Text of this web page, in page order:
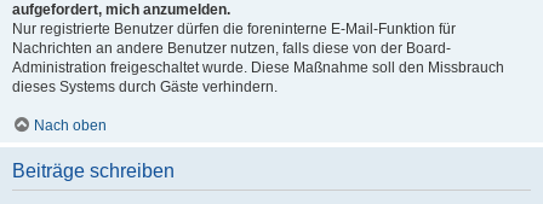
aufgefordert, mich anzumelden.
Nur registrierte Benutzer dürfen die foreninterne E-Mail-Funktion für
Nachrichten an andere Benutzer nutzen, falls diese von der Board-
Administration freigeschaltet wurde. Diese Maßnahme soll den Missbrauch
dieses Systems durch Gäste verhindern.
Nach oben
Beiträge schreiben